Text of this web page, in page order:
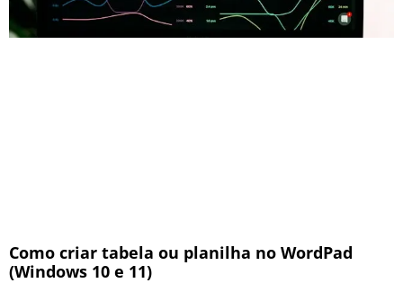
Como criar tabela ou planilha no WordPad
(Windows 10 e 11)